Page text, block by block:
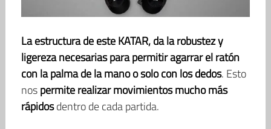
La estructura de este KATAR, da la robustez y
ligereza necesarias para permitir agarrar el ratón
con la palma de la mano o solo con los dedos. Esto
nospermite realizar movimientos mucho más
rápidosdentro de cada partida.